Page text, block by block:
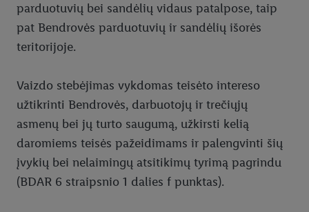
Kliento pateiktas parduotuvės įvertinimas
Verslo partnerių privatumo politika
Vaizdo stebėjimas
Prekių grąžinimas
Kontaktai
parduotuvių bei sandėlių vidaus patalpose, taip
pat Bendrovės parduotuvių ir sandėlių išorės
teritorijoje.
Vaizdo stebėjimas vykdomas teisėto intereso
užtikrinti Bendrovės, darbuotojų ir trečiųjų
asmenų bei jų turto saugumą, užkirsti kelią
daromiems teisės pažeidimams ir palengvinti šių
įvykių bei nelaimingų atsitikimų tyrimą pagrindu
(BDAR 6 straipsnio 1 dalies f punktas).